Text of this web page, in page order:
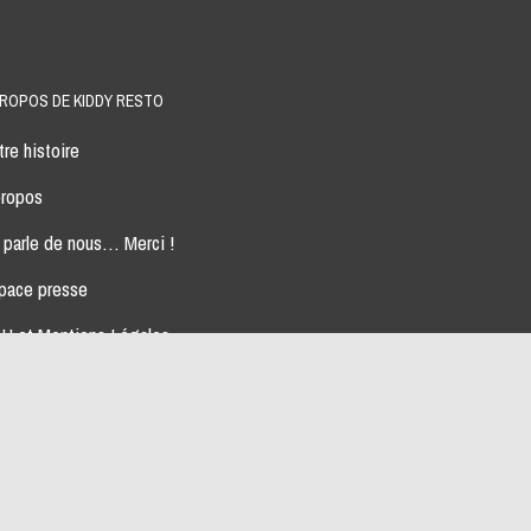
DE KIDDY RESTO
histoire
parle de nous… Merci !
presse
et Mentions Légales